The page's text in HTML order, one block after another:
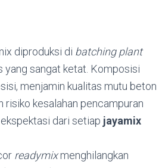
diproduksi di batching plant
sangat ketat. Komposisi
menjamin kualitas mutu beton
risiko kesalahan pencampuran
dari setiap jayamix
readymixmenghilangkan